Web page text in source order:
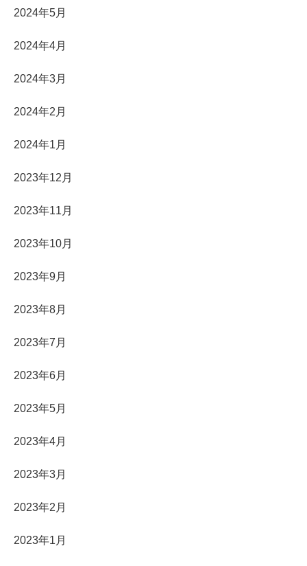
2024年5月
2024年4月
2024年3月
2024年2月
2024年1月
2023年12月
2023年11月
2023年10月
2023年9月
2023年8月
2023年7月
2023年6月
2023年5月
2023年4月
2023年3月
2023年2月
2023年1月